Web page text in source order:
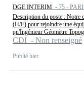
DGE INTERIM - 75 -
Description du poste : Notre
(H/F) pour rejoindre une
qu'Ingénieur Géomètre
CDI - Non renseigné
Publié hier